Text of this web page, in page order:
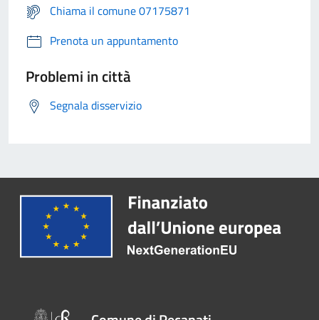
Chiama il comune 07175871
Prenota un appuntamento
Problemi in città
Segnala disservizio